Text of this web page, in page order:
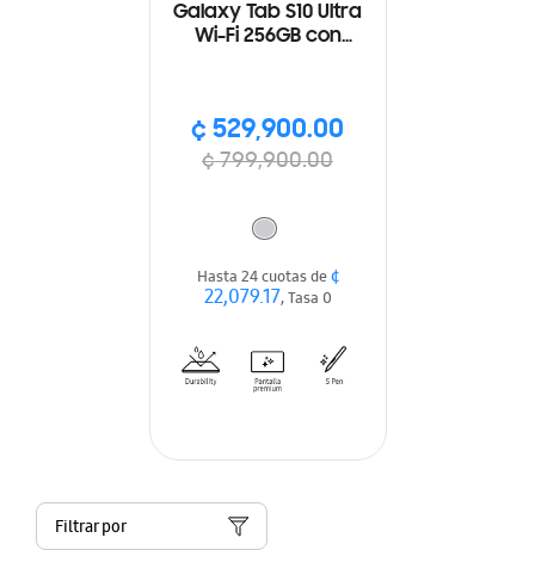
Galaxy Tab S10 Ultra
Wi-Fi 256GB con
¢ 529,900.00
¢ 799,900.00
Hasta 24 cuotas de¢
22,079.17, Tasa 0
Filtrar por